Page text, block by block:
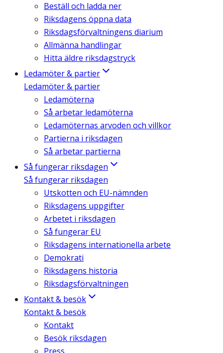
Beställ och ladda ner
Riksdagens öppna data
Riksdagsförvaltningens diarium
Allmänna handlingar
Hitta äldre riksdagstryck
Ledamöter & partier
Ledamöter & partier
Ledamöterna
Så arbetar ledamöterna
Ledamöternas arvoden och villkor
Partierna i riksdagen
Så arbetar partierna
Så fungerar riksdagen
Så fungerar riksdagen
Utskotten och EU-nämnden
Riksdagens uppgifter
Arbetet i riksdagen
Så fungerar EU
Riksdagens internationella arbete
Demokrati
Riksdagens historia
Riksdagsförvaltningen
Kontakt & besök
Kontakt & besök
Kontakt
Besök riksdagen